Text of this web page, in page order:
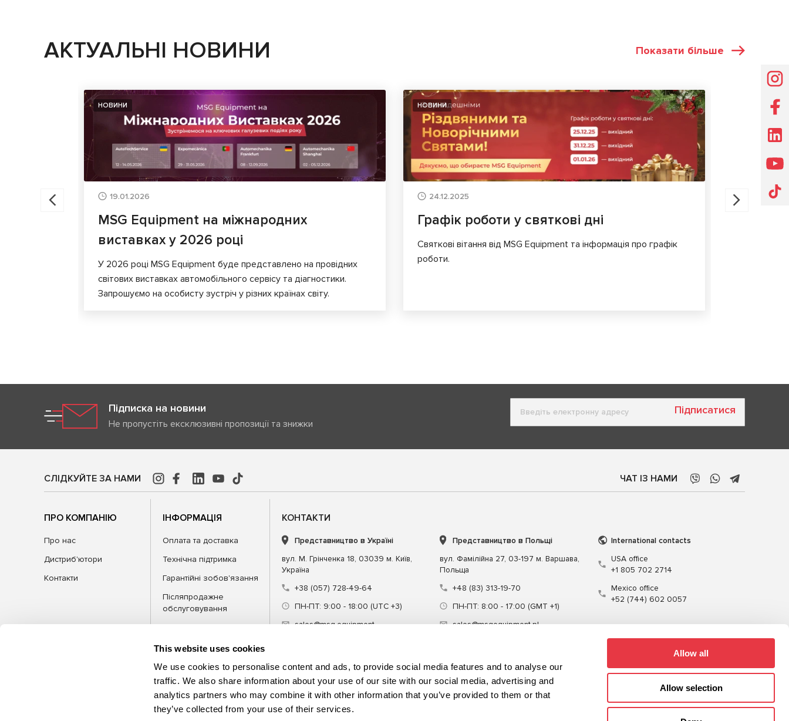
This website uses cookies
We use cookies to personalise content and ads, to provide social media features and to analyse our
traffic. We also share information about your use of our site with our social media, advertising and
analytics partners who may combine it with other information that you’ve provided to them or that
they’ve collected from your use of their services.
Allow all
Allow selection
АКТУАЛЬНІ НОВИНИ Показати більше
НОВИНИ
19.01.2026
MSG Equipment на міжнародних
виставках у 2026 році
У 2026 році MSG Equipment буде представлено на провідних
світових виставках автомобільного сервісу та діагностики.
Запрошуємо на особисту зустріч у різних країнах світу.
НОВИНИ
24.12.2025
Графік роботи у святкові дні
Святкові вітання від MSG Equipment та інформація про графік
роботи.
Підписка на новини
Не пропустіть ексклюзивні пропозиції та знижки
Підписатися
СЛІДКУЙТЕ ЗА НАМИ ЧАТ ІЗ НАМИ
ПРО КОМПАНІЮ
Про нас
Дистриб'ютори
Контакти
ІНФОРМАЦІЯ
Оплата та доставка
Технічна підтримка
Гарантійні зобов'язання
Післяпродажне
обслуговування
FAQ
Блог
КОНТАКТИ
Представництво в Україні
вул. М. Грінченка 18, 03039 м. Київ,
Україна
+38 (057) 728-49-64
ПН-ПТ: 9:00 - 18:00 (UTC +3)
sales@msg.equipment
Представництво в Польщі
вул. Фамілійна 27, 03-197 м. Варшава,
Польща
+48 (83) 313-19-70
ПН-ПТ: 8:00 - 17:00 (GMT +1)
sales@msgequipment.pl
International contacts
USA office
+1 805 702 2714
Mexico office
+52 (744) 602 0057
Обладнання Спецінструмент Навчання Кабелі